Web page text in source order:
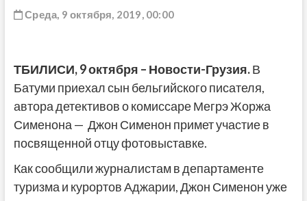
Среда, 9 октября, 2019, 00:00
ТБИЛИСИ, 9 октября – Новости-Грузия.В
Батуми приехал сын бельгийского писателя,
автора детективов о комиссаре Мегрэ Жоржа
Сименона — Джон Сименон примет участие в
посвященной отцу фотовыставке.
Как сообщили журналистам в департаменте
туризма и курортов Аджарии, Джон Сименон уже